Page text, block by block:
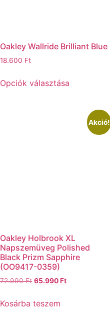
Oakley Wallride Brilliant Blue
18.600 Ft
Opciók választása
Akció!
Oakley Holbrook XL
Napszemüveg Polished
Black Prizm Sapphire
(OO9417-0359)
72.990Ft 65.990Ft
Kosárba teszem